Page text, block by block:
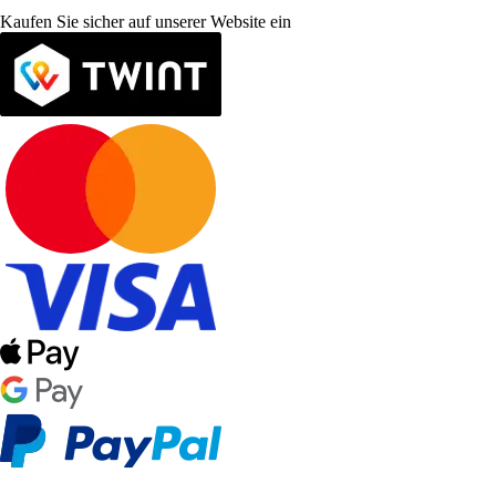
Kaufen Sie sicher auf unserer Website ein